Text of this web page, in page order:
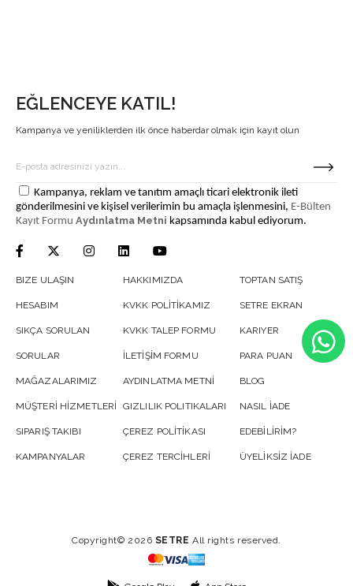
EĞLENCEYE KATIL!
Kampanya ve yeniliklerden ilk önce haberdar olmak için kayıt olun
Kampanya, reklam ve tanıtım amaçlı ticari elektronik ileti
gönderilmesini ve kişisel verilerimin bu amaçla işlenmesini, E-Bülten
Kayıt Formu Aydınlatma Metni kapsamında kabul ediyorum.
BIZE ULAŞIN
HESABIM
SIKÇA SORULAN
SORULAR
MAĞAZALARIMIZ
MÜŞTERİ HİZMETLERİ
SIPARIŞ TAKIBI
KAMPANYALAR
HAKKIMIZDA
KVKK POLİTİKAMIZ
KVKK TALEP FORMU
İLETİŞİM FORMU
AYDINLATMA METNİ
GIZLILIK POLITIKALARI
ÇEREZ POLİTİKASI
ÇEREZ TERCİHLERİ
TOPTAN SATIŞ
SETRE EKRAN
KARIYER
PARA PUAN
BLOG
NASIL İADE
EDEBİLİRİM?
ÜYELİKSİZ İADE
Copyright© 2026 SETRE All rights reserved.